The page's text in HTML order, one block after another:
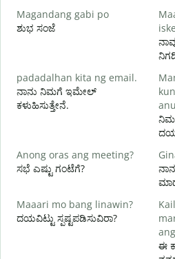
Magandang gabi po
ಶುಭ ಸಂಜೆ
padadalhan kita ng email.
ನಾನು ನಿಮಗೆ ಇಮೇಲ್
ಕಳುಹಿಸುತ್ತೇನೆ.
Anong oras ang meeting?
ಸಭೆ ಎಷ್ಟು ಗಂಟೆಗೆ?
Maaari mo bang linawin?
ದಯವಿಟ್ಟು ಸ್ಪಷ್ಟಪಡಿಸುವಿರಾ?
ಈ